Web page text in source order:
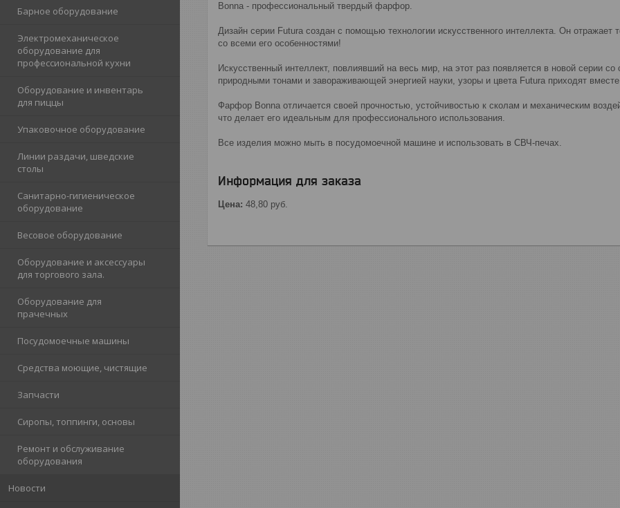
Барное оборудование
Электромеханическое
оборудование для
профессиональной кухни
Оборудование и инвентарь
для пиццы
Упаковочное оборудование
Линии раздачи, шведские
столы
Санитарно-гигиеническое
оборудование
Весовое оборудование
Оборудование и аксессуары
для торгового зала.
Оборудование для
прачечных
Посудомоечные машины
Средства моющие, чистящие
Запчасти
Сиропы, топпинги, основы
Ремонт и обслуживание
оборудования
Новости
Bonna - профессиональный твердый фарфор.
Дизайн серии Futura создан с помощью технологии искусственного интеллекта. Он отражает
со всеми его особенностями!
Искусственный интеллект, повлиявший на весь мир, на этот раз появляется в новой серии
природными тонами и завораживающей энергией науки, узоры и цвета Futura приходят
Фарфор Bonna отличается своей прочностью, устойчивостью к сколам и механическим
что делает его идеальным для профессионального использования.
Все изделия можно мыть в посудомоечной машине и использовать в СВЧ-печах.
Информация для заказа
Цена: 48,80 руб.